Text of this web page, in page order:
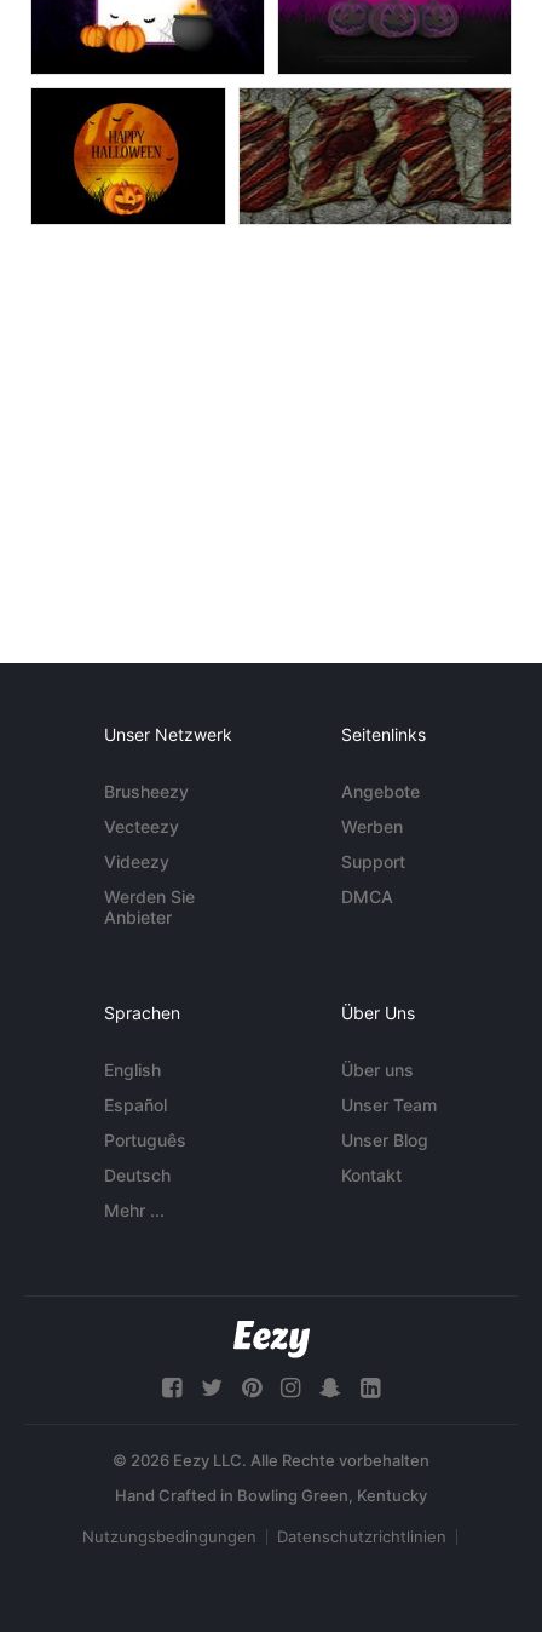
Unser Netzwerk
Brusheezy
Vecteezy
Videezy
Werden Sie
Anbieter
Seitenlinks
Angebote
Werben
Support
DMCA
Sprachen
English
Español
Português
Deutsch
Mehr ...
Über Uns
Über uns
Unser Team
Unser Blog
Kontakt
© 2026 Eezy LLC. Alle Rechte vorbehalten
Nutzungsbedingungen Datenschutzrichtlinien